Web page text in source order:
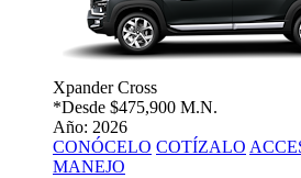
Xpander Cross
*Desde $475,900 M.N.
Año: 2026
CONÓCELO COTÍZALO
MANEJO